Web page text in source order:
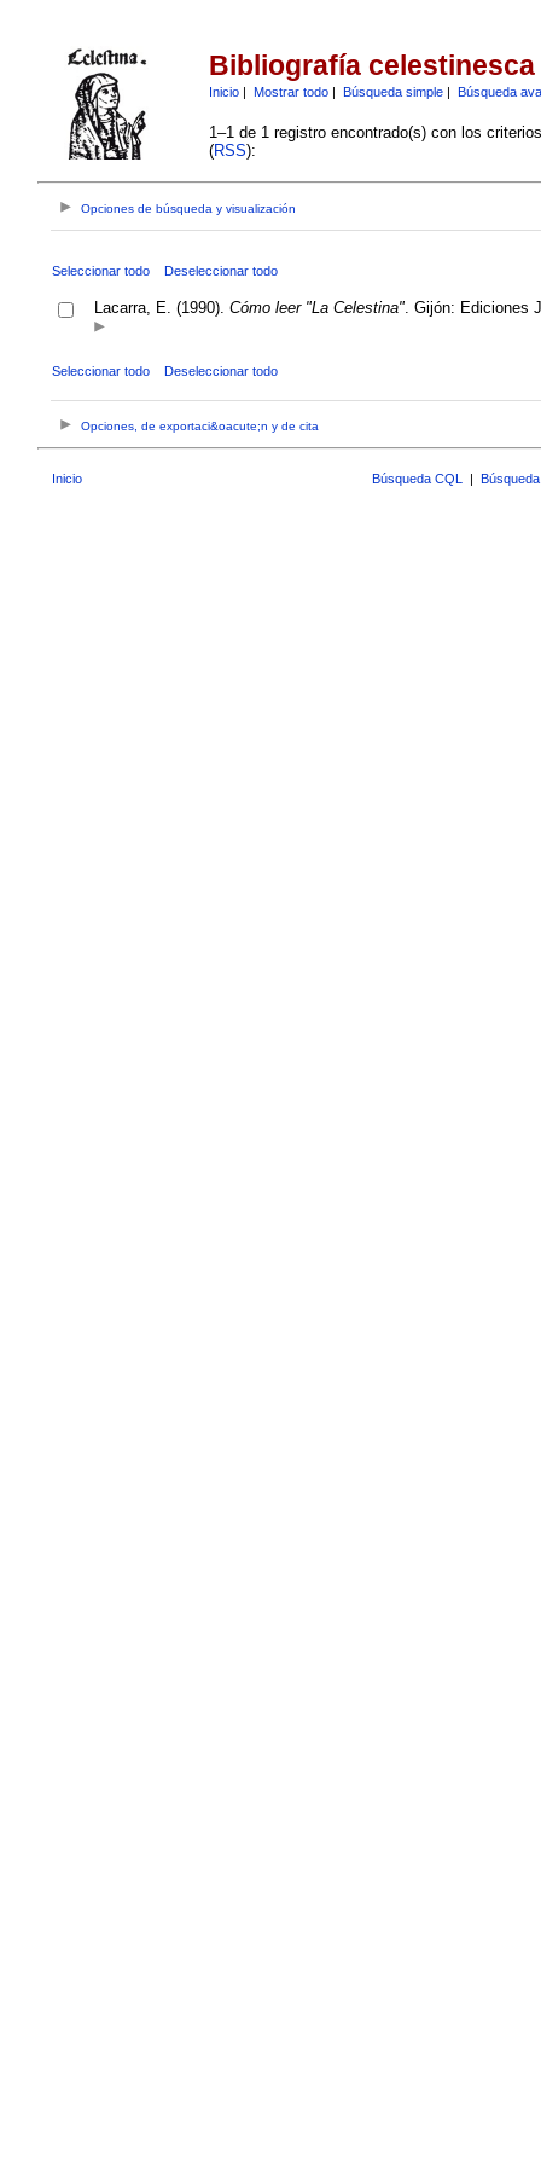
Bibliografía celestinesca
Inicio| Mostrar todo| Búsqueda simple| Búsqueda
1–1 de 1 registro encontrado(s) con los
(RSS):
Opciones de búsqueda y visualización
Seleccionar todo Deseleccionar todo
Lacarra, E. (1990). Cómo leer "La Celestina". Gijón: Ediciones
Seleccionar todo Deseleccionar todo
Opciones, de exportaci&oacute;n y de cita
Inicio Búsqueda CQL |